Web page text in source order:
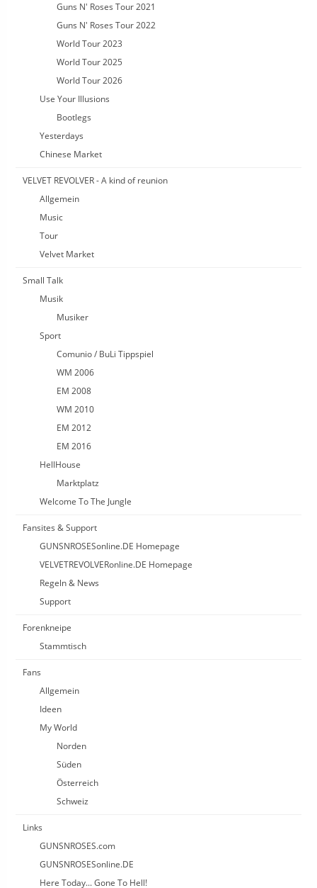
Guns N' Roses Tour 2021
Guns N' Roses Tour 2022
World Tour 2023
World Tour 2025
World Tour 2026
Use Your Illusions
Bootlegs
Yesterdays
Chinese Market
VELVET REVOLVER - A kind of reunion
Allgemein
Music
Tour
Velvet Market
Small Talk
Musik
Musiker
Sport
Comunio / BuLi Tippspiel
WM 2006
EM 2008
WM 2010
EM 2012
EM 2016
HellHouse
Marktplatz
Welcome To The Jungle
Fansites & Support
GUNSNROSESonline.DE Homepage
VELVETREVOLVERonline.DE Homepage
Regeln & News
Support
Forenkneipe
Stammtisch
Fans
Allgemein
Ideen
My World
Norden
Süden
Österreich
Schweiz
Links
GUNSNROSES.com
GUNSNROSESonline.DE
Here Today... Gone To Hell!